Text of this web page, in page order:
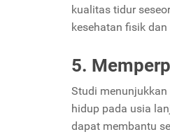
kualitas tidur
kesehatan fisik
5.
Studi
hidup pada usia
dapat membantu